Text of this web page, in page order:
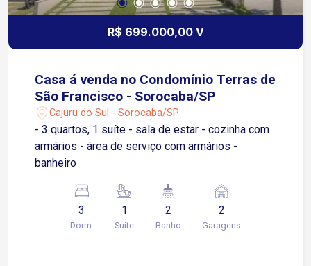
R$ 699.000,00 V
Casa á venda no Condomínio Terras de
São Francisco - Sorocaba/SP
Cajuru do Sul - Sorocaba/SP
- 3 quartos, 1 suíte - sala de estar - cozinha com
armários - área de serviço com armários -
banheiro
3
Dorm.
1
Suite
2
Banho
2
Garagens